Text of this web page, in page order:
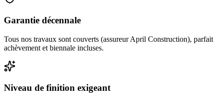
Garantie décennale
Tous nos travaux sont couverts (assureur April Construction), parfait
achèvement et biennale incluses.
Niveau de finition exigeant